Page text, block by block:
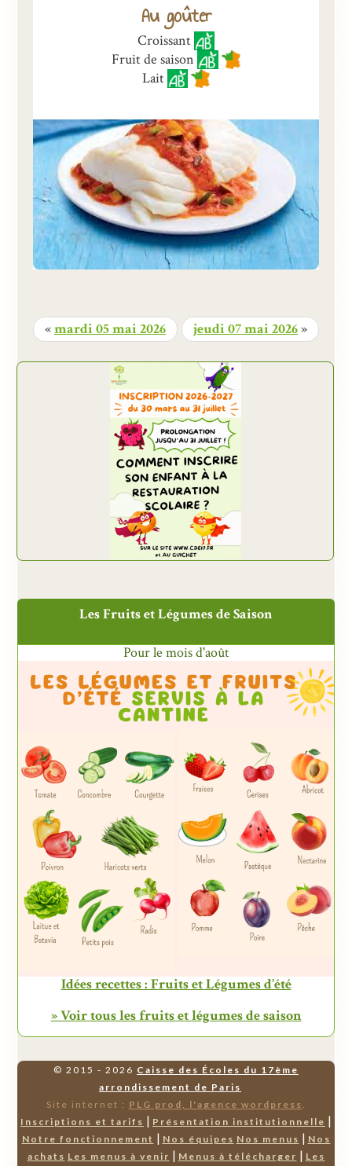
Au goûter
Croissant
Fruit de saison
Lait
«mardi 05 mai 2026 jeudi 07 mai 2026»
Les Fruits et Légumes de Saison
Pour le mois d'août
Idées recettes : Fruits et Légumes d’été
» Voir tous les fruits et légumes de saison
© 2015 - 2026 Caisse des Écoles du 17ème
arrondissement de Paris
Site internet : PLG prod, l'agence wordpress.
Inscriptions et tarifs | Présentation institutionnelle |
Notre fonctionnement | Nos équipes Nos menus | Nos
achats Les menus à venir | Menus à télécharger | Les